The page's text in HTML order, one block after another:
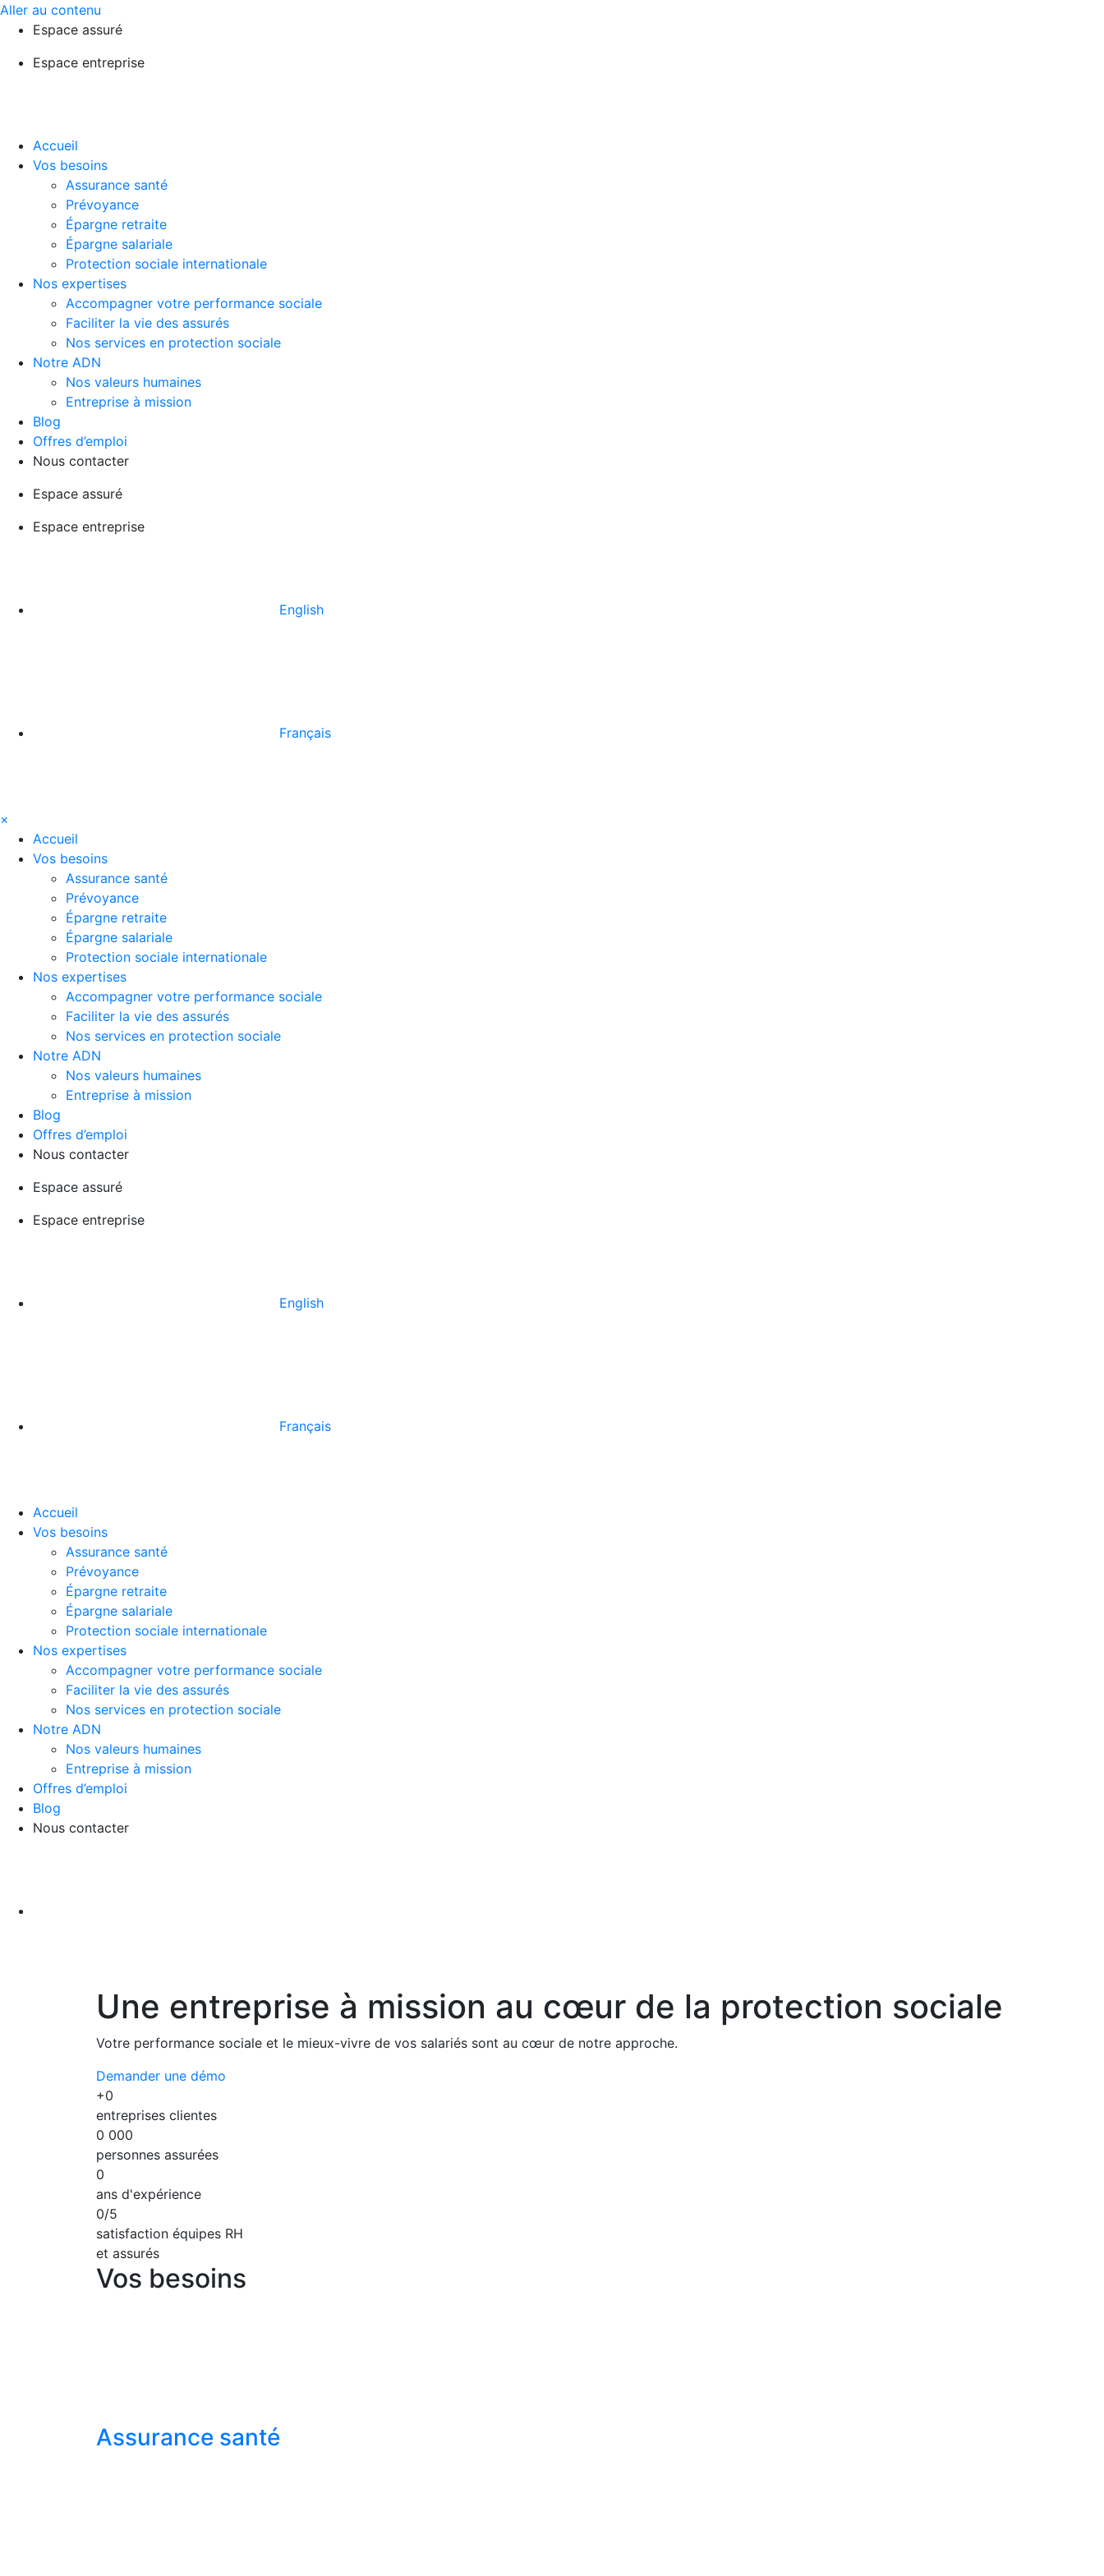
Aller au contenu
Espace assuré
Espace entreprise
Accueil
Vos besoins
Assurance santé
Prévoyance
Épargne retraite
Épargne salariale
Protection sociale internationale
Nos expertises
Accompagner votre performance sociale
Faciliter la vie des assurés
Nos services en protection sociale
Notre ADN
Nos valeurs humaines
Entreprise à mission
Blog
Offres d’emploi
Nous contacter
Espace assuré
Espace entreprise
English
Français
×
Accueil
Vos besoins
Assurance santé
Prévoyance
Épargne retraite
Épargne salariale
Protection sociale internationale
Nos expertises
Accompagner votre performance sociale
Faciliter la vie des assurés
Nos services en protection sociale
Notre ADN
Nos valeurs humaines
Entreprise à mission
Blog
Offres d’emploi
Nous contacter
Espace assuré
Espace entreprise
English
Français
Accueil
Vos besoins
Assurance santé
Prévoyance
Épargne retraite
Épargne salariale
Protection sociale internationale
Nos expertises
Accompagner votre performance sociale
Faciliter la vie des assurés
Nos services en protection sociale
Notre ADN
Nos valeurs humaines
Entreprise à mission
Offres d’emploi
Blog
Nous contacter
Une entreprise à mission au cœur de la protection sociale
Votre performance sociale et le mieux-vivre de vos salariés sont au cœur de notre approche.
Demander une démo
+0
entreprises clientes
0 000
personnes assurées
0
ans d'expérience
0/5
satisfaction équipes RH
et assurés
Vos besoins
Assurance santé